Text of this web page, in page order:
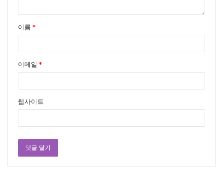
이름 *
이메일 *
웹사이트